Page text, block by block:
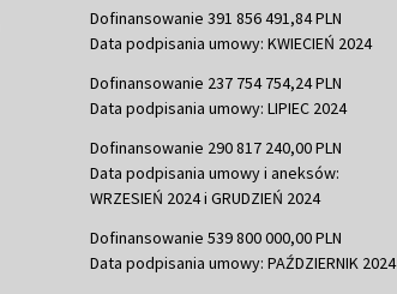
Dofinansowanie 391 856 491,84 PLN
Data podpisania umowy: KWIECIEŃ 2024
Dofinansowanie 237 754 754,24 PLN
Data podpisania umowy: LIPIEC 2024
Dofinansowanie 290 817 240,00 PLN
Data podpisania umowy i aneksów:
WRZESIEŃ 2024 i GRUDZIEŃ 2024
Dofinansowanie 539 800 000,00 PLN
Data podpisania umowy: PAŹDZIERNIK 2024